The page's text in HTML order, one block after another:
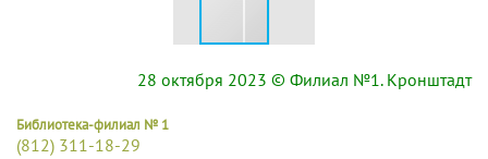
28 октября 2023 © Филиал №1. Кронштадт
Библиотека-филиал № 1
(812) 311-18-29